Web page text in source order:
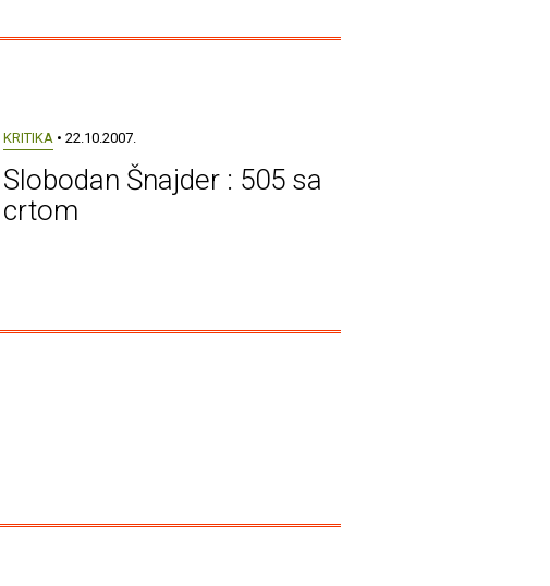
KRITIKA• 22.10.2007.
Slobodan Šnajder : 505 sa
crtom